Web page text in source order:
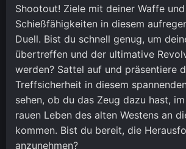
Shootout! Ziele mit deiner Waffe
Schießfähigkeiten in diesem
Duell. Bist du schnell genug, um
übertreffen und der ultimative
werden? Sattel auf und präsentiere
Treffsicherheit in diesem
sehen, ob du das Zeug dazu hast,
rauen Leben des alten Westens an
kommen. Bist du bereit, die
anzunehmen?